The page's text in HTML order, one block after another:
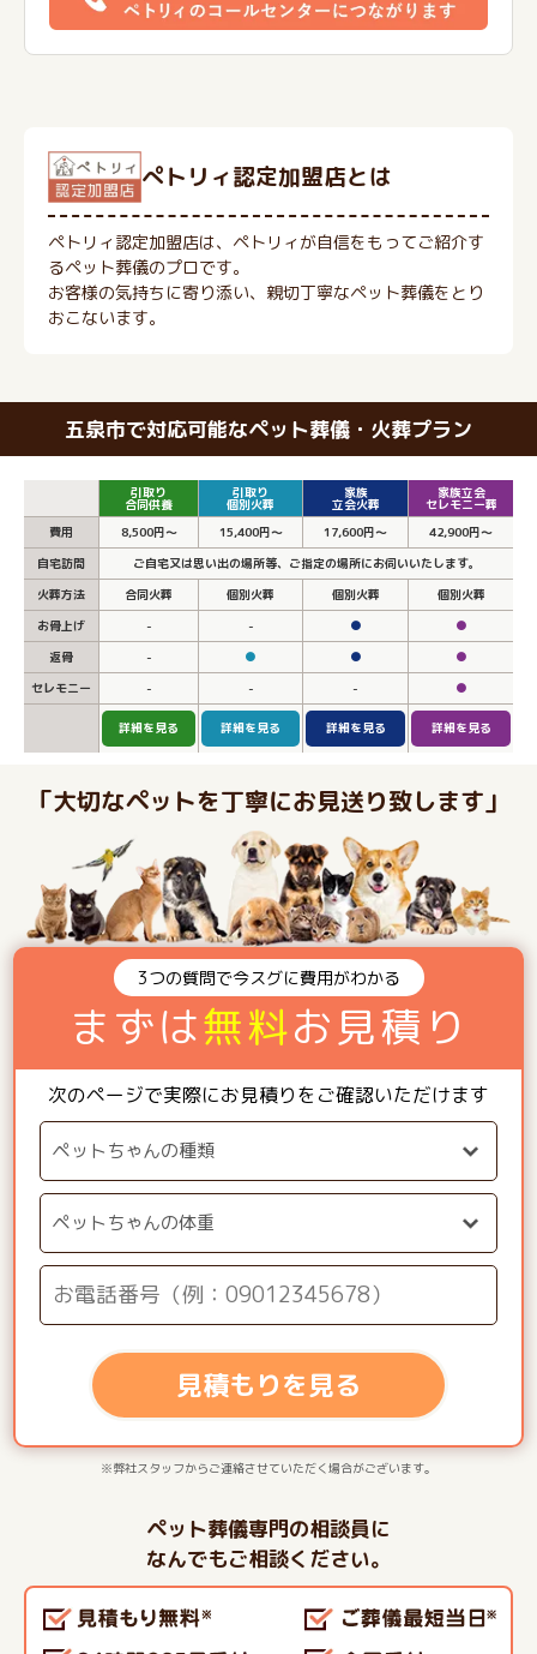
ぺトリィ認定加盟店とは
ペトリィ認定加盟店は、ペトリィが自信をもってご紹介す
るペット葬儀のプロです。
お客様の気持ちに寄り添い、親切丁寧なペット葬儀をとり
おこないます。
五泉市で対応可能なペット葬儀・火葬プラン
引取り
合同供養
引取り
個別火葬
家族
立会火葬
家族立会
セレモニー葬
費用
8,500円～ 15,400円～ 17,600円～
42,900円～
自宅訪問
ご自宅又は思い出の場所等、ご指定の場所にお伺いいたします。
火葬方法
合同火葬 個別火葬 個別火葬
個別火葬
お骨上げ
- - ●
●
返骨
- ● ●
●
セレモニー
- - - ●
詳細を見る 詳細を見る 詳細を見る 詳細を見る
「大切なペットを丁寧にお見送り致します」
3つの質問で今スグに費用がわかる
まずは無料お見積り
次のページで実際にお見積りをご確認いただけます
見積もりを見る
※弊社スタッフからご連絡させていただく場合がございます。
ペット葬儀専門の相談員に
なんでもご相談ください。